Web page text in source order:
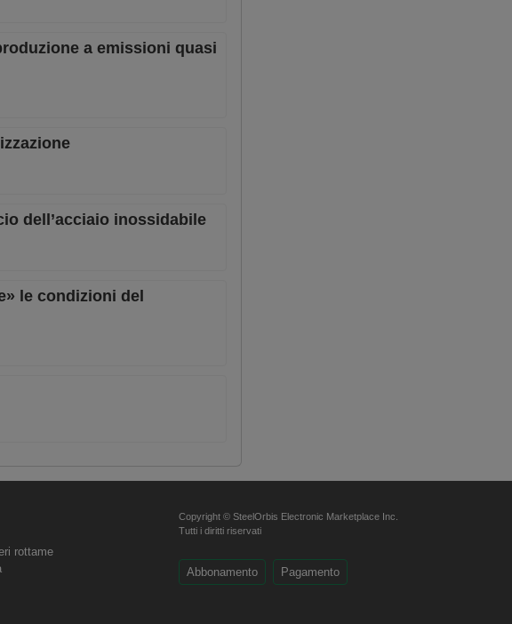
a emissioni quasi
dell’acciaio inossidabile
le condizioni del
rottame
Copyright © SteelOrbis Electronic Marketplace Inc.
Tutti i diritti riservati
Abbonamento Pagamento